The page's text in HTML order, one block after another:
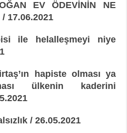
EV ÖDEVİNİN NE
17.06.2021
ile helalleşmeyi niye
hapiste olması ya
ülkenin kaderini
/ 26.05.2021